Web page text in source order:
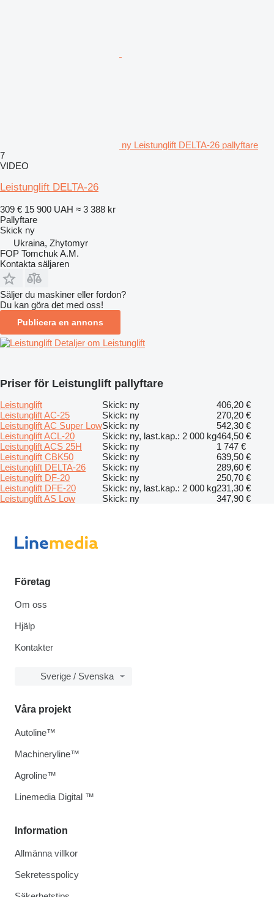
ny Leistunglift DELTA-26 pallyftare
7
VIDEO
Leistunglift DELTA-26
309 € 15 900 UAH ≈ 3 388 kr
Pallyftare
Skick ny
Ukraina, Zhytomyr
FOP Tomchuk A.M.
Kontakta säljaren
Säljer du maskiner eller fordon?
Du kan göra det med oss!
Publicera en annons
Detaljer om Leistunglift
Priser för Leistunglift pallyftare
Leistunglift Skick: ny
406,20 €
Leistunglift AC-25
Skick: ny
270,20 €
Leistunglift AC Super LowSkick: ny
542,30 €
Leistunglift ACL-20
Skick: ny, last.kap.: 2 000 kg464,50 €
Leistunglift ACS 25H
Skick: ny
1 747 €
Leistunglift CBK50
Skick: ny
639,50 €
Leistunglift DELTA-26
Skick: ny
289,60 €
Leistunglift DF-20
Skick: ny
250,70 €
Leistunglift DFE-20
Skick: ny, last.kap.: 2 000 kg231,30 €
Leistunglift AS Low
Skick: ny 347,90 €
Företag
Om oss
Hjälp
Kontakter
Sverige / Svenska
Information
Allmänna villkor
Sekretesspolicy
Våra projekt
Autoline™
Machineryline™
Agroline™
Linemedia Digital ™